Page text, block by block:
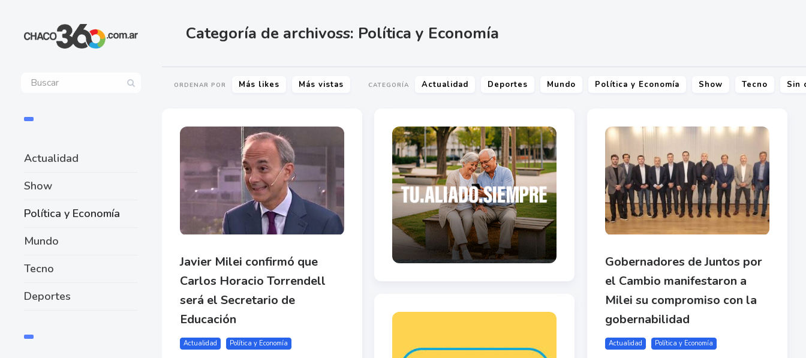
Actualidad
Show
Política y Economía
Mundo
Tecno
Deportes
Categoría de archivoss: Política y Economía
ORDENAR POR Más likes Más vistas CATEGORÍA Actualidad Deportes Mundo Política y Economía Show Tecno Sin
Javier Milei confirmó que
Carlos Horacio Torrendell
será el Secretario de
Educación
Actualidad Política y Economía
Gobernadores de Juntos por
el Cambio manifestaron a
Milei su compromiso con la
gobernabilidad
Actualidad Política y Economía